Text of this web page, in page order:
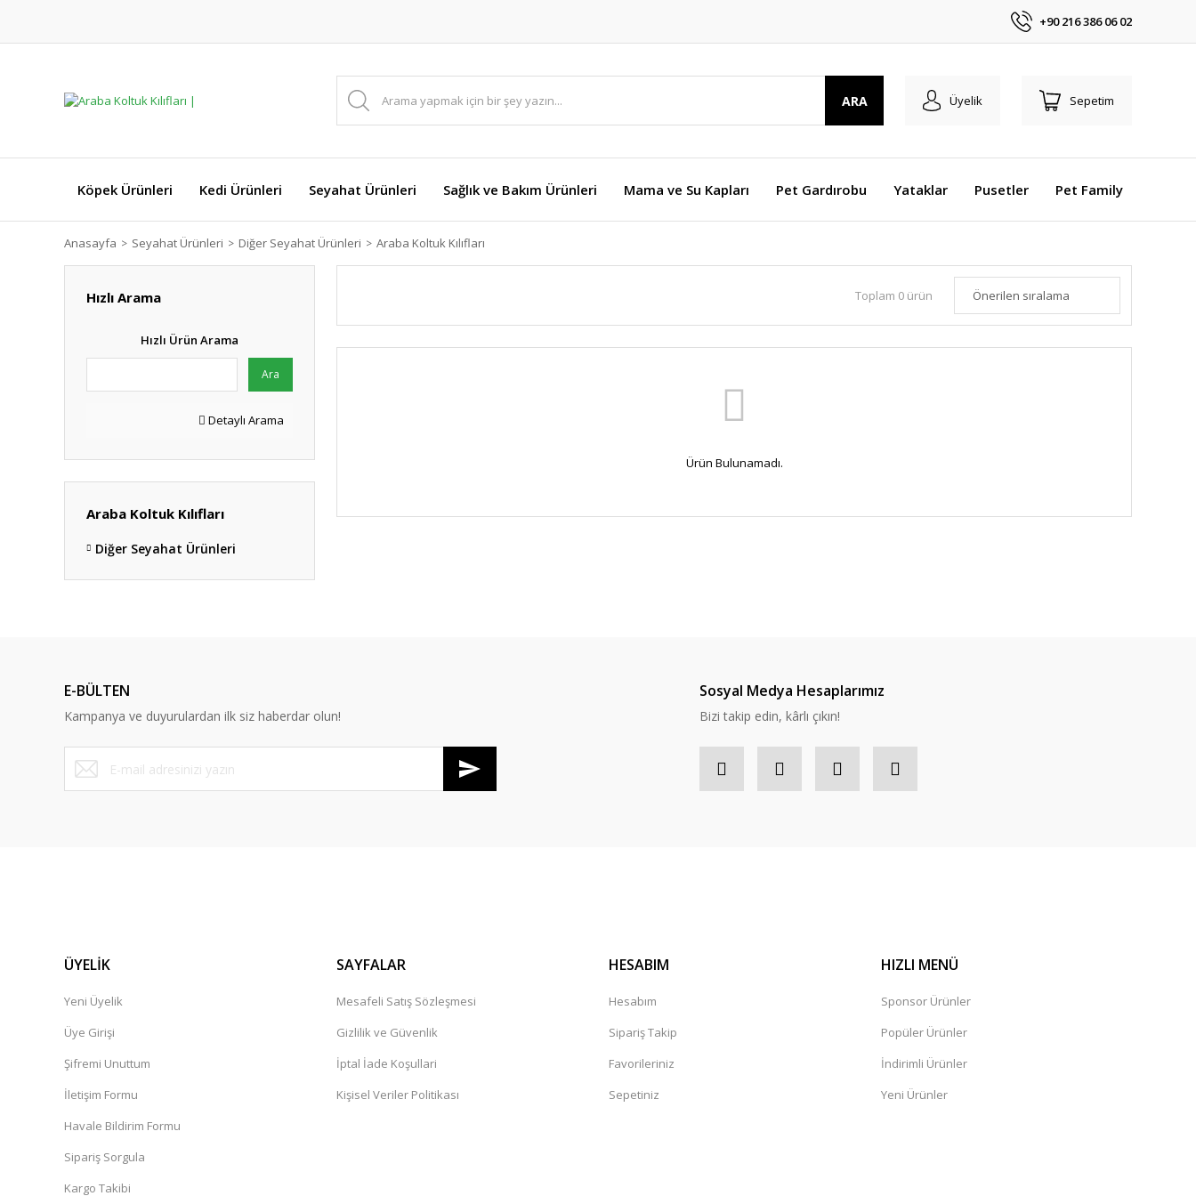
+90 216 386 06 02
ARA Üyelik Sepetim
Köpek Ürünleri Kedi Ürünleri Seyahat Ürünleri Sağlık ve Bakım Ürünleri Mama ve Su Kapları Pet Gardırobu Yataklar Pusetler Pet Family
Anasayfa Seyahat Ürünleri Diğer Seyahat Ürünleri Araba Koltuk Kılıfları
Hızlı Arama
Hızlı Ürün Arama
Ara
Detaylı Arama
Araba Koltuk Kılıfları
Diğer Seyahat Ürünleri
Toplam 0 ürün
Ürün Bulunamadı.
E-BÜLTEN
Kampanya ve duyurulardan ilk siz haberdar olun!
Sosyal Medya Hesaplarımız
Bizi takip edin, kârlı çıkın!
ÜYELİK
Yeni Üyelik
Üye Girişi
Şifremi Unuttum
İletişim Formu
Havale Bildirim Formu
Sipariş Sorgula
Kargo Takibi
SAYFALAR
Mesafeli Satış Sözleşmesi
Gizlilik ve Güvenlik
İptal İade Koşullari
Kişisel Veriler Politikası
HESABIM
Hesabım
Sipariş Takip
Favorileriniz
Sepetiniz
HIZLI MENÜ
Sponsor Ürünler
Popüler Ürünler
İndirimli Ürünler
Yeni Ürünler